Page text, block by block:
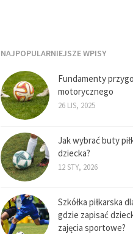
NAJPOPULARNIEJSZE WPISY
Fundamenty
motorycznego
26 LIS, 2025
Jak wybrać buty
dziecka?
12 STY, 2026
Szkółka piłkarska
gdzie zapisać
zajęcia sportowe?